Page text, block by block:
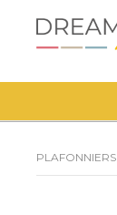
PLAFONNIERS